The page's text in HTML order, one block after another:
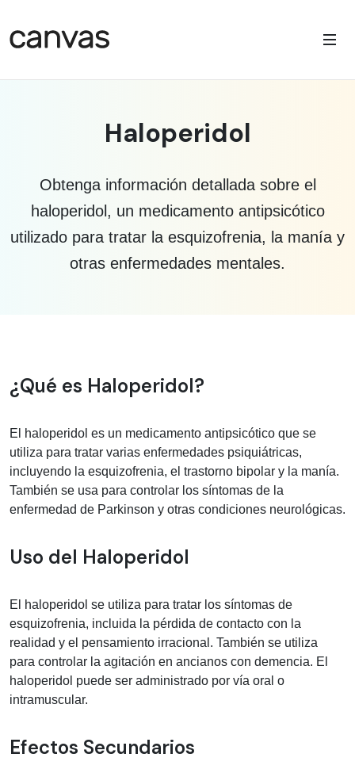
Haloperidol
Obtenga información detallada sobre el
haloperidol, un medicamento antipsicótico
utilizado para tratar la esquizofrenia, la manía y
otras enfermedades mentales.
Información médica sobre
¿Qué es Haloperidol?
El haloperidol es un medicamento antipsicótico que se
utiliza para tratar varias enfermedades psiquiátricas,
incluyendo la esquizofrenia, el trastorno bipolar y la manía.
También se usa para controlar los síntomas de la
enfermedad de Parkinson y otras condiciones neurológicas.
Uso del Haloperidol
El haloperidol se utiliza para tratar los síntomas de
esquizofrenia, incluida la pérdida de contacto con la
realidad y el pensamiento irracional. También se utiliza
para controlar la agitación en ancianos con demencia. El
haloperidol puede ser administrado por vía oral o
intramuscular.
Efectos Secundarios